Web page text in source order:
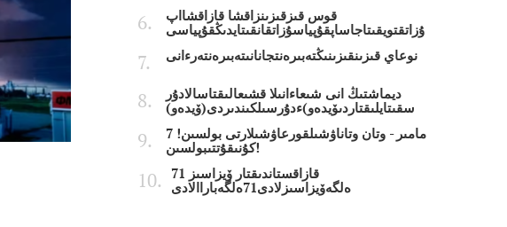
قوس قىزقىزىنزاقشا قازاقشااپ
ۇزاتقتويقىتاجاساپقۇپياسۇزاتقانقىتايدىڭقۇپياسى
نوعاي قىزىنقىزىنىڭتەبىرەنتجانانىتەبىرەنتەرءانى
ديماشتىڭ انى شىعاءانىلا قشىعالىقتاسالادۇر
سقىتايلىقتاردىۆيدەو)ءدۇرسىلكىندىردى(ۆيدەو)
7 مامىر - وتان وتاناۋشىلقورعاۋشىلارتى بولسىن!
كۇنىقۇتتىبولسىن!
قازاقستاندىقتار ۆيزاسىز 71
ەلگەۆيزاسىزلادى71ەلگەباراالادى